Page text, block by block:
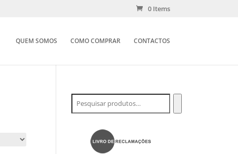
0 Items
QUEM SOMOS COMO COMPRAR CONTACTOS